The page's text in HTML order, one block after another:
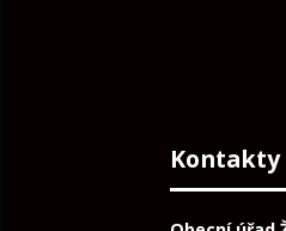
Kontakty